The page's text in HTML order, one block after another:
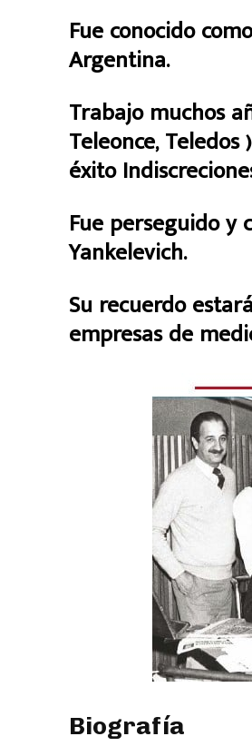
Fue conocido
Argentina.
Trabajo muchos
Teleonce,
éxito
Fue perseguido y
Yankelevich.
Su recuerdo
empresas de
Biografía